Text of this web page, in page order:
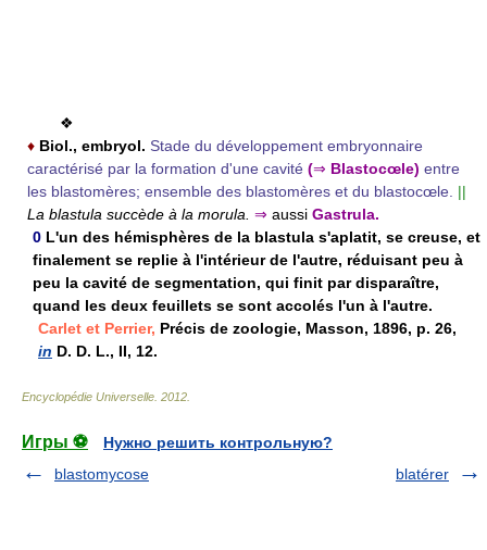
❖
♦ Biol., embryol. Stade du développement embryonnaire
caractérisé par la formation d'une cavité (⇒ Blastocœle) entre
les blastomères; ensemble des blastomères et du blastocœle. ||
La blastula succède à la morula. ⇒ aussi Gastrula.
0 L'un des hémisphères de la blastula s'aplatit, se creuse, et
finalement se replie à l'intérieur de l'autre, réduisant peu à
peu la cavité de segmentation, qui finit par disparaître,
quand les deux feuillets se sont accolés l'un à l'autre.
Carlet et Perrier, Précis de zoologie, Masson, 1896, p. 26,
in D. D. L., II, 12.
Encyclopédie Universelle 2012
Игры ⚽
Нужно решить контрольную?
blastomycose
blatérer